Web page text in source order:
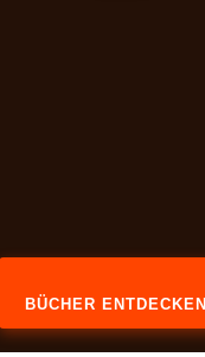
BÜCHER ENTDECKEN